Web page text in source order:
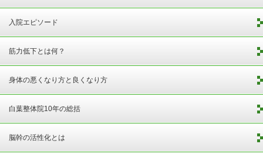
入院エピソード
筋力低下とは何？
身体の悪くなり方と良くなり方
白葉整体院10年の総括
脳幹の活性化とは